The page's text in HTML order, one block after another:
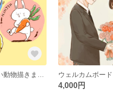
4,000円